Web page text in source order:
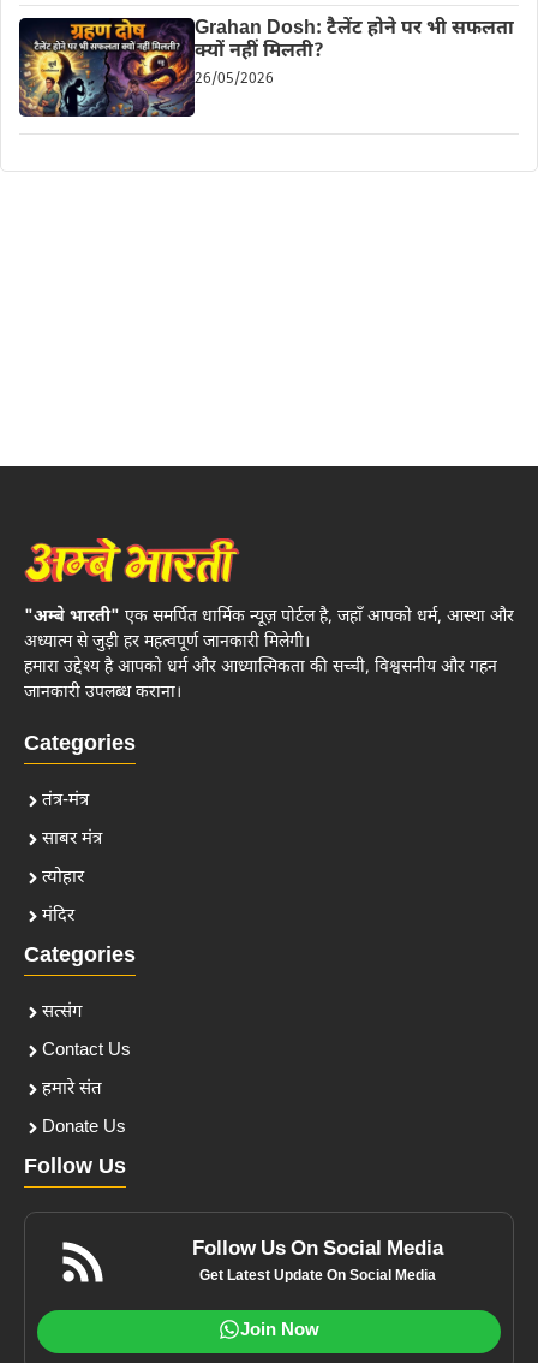
Grahan Dosh: टैलेंट होने पर भी सफलता
क्यों नहीं मिलती?
26/05/2026
"अम्बे भारती" एक समर्पित धार्मिक न्यूज़ पोर्टल है, जहाँ आपको धर्म, आस्था और
अध्यात्म से जुड़ी हर महत्वपूर्ण जानकारी मिलेगी।
हमारा उद्देश्य है आपको धर्म और आध्यात्मिकता की सच्ची, विश्वसनीय और गहन
जानकारी उपलब्ध कराना।
Categories
तंत्र-मंत्र
साबर मंत्र
त्योहार
मंदिर
Categories
सत्संग
Contact Us
हमारे संत
Donate Us
Follow Us
Follow Us On Social Media
Get Latest Update On Social Media
Join Now